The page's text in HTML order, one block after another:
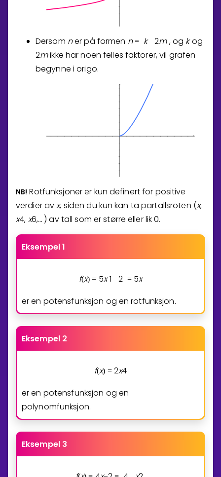
Dersom ner på formen n = k 2m , og kog
2mikke har noen felles faktorer, vil grafen
begynne i origo.
NB! Rotfunksjoner er kun definert for positive
verdier avx, siden du kun kan ta partallsroten (x,
x4, x6,… ) av tall som er større eller lik 0.
Eksempel 1
f(x) = 5x 1 2 = 5x
er en potensfunksjon og en rotfunksjon.
Eksempel 2
f(x) = 2x4
er en potensfunksjon og en
polynomfunksjon.
Eksempel 3